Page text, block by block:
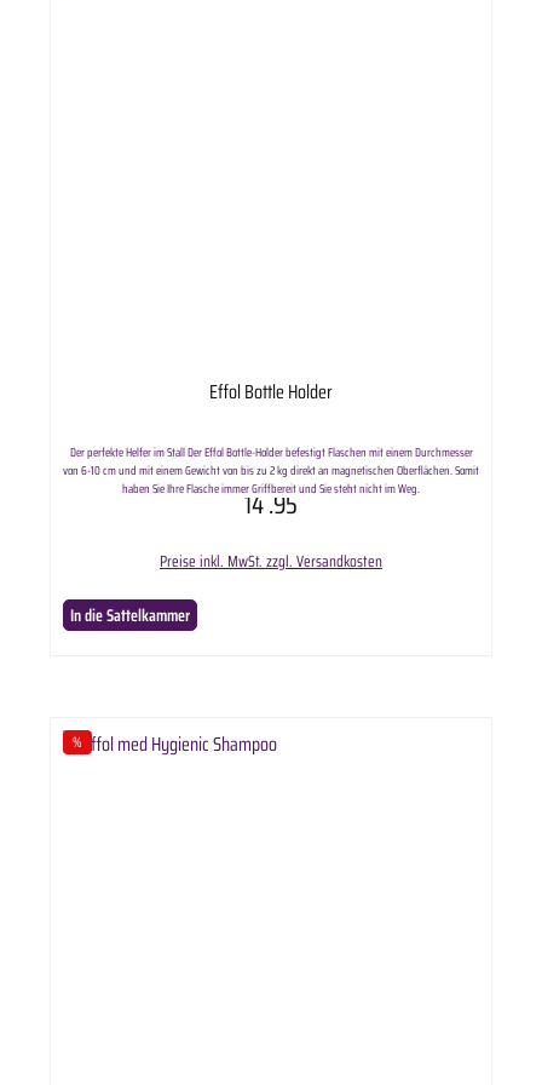
Effol Bottle Holder
Der perfekte Helfer im Stall Der Effol Bottle-Holder befestigt Flaschen mit einem Durchmesser
von 6-10 cm und mit einem Gewicht von bis zu 2 kg direkt an magnetischen Oberflächen. Somit
haben Sie Ihre Flasche immer Griffbereit und Sie steht nicht im Weg.
14.95
Preise inkl. MwSt. zzgl. Versandkosten
In die Sattelkammer
Rabatt
%